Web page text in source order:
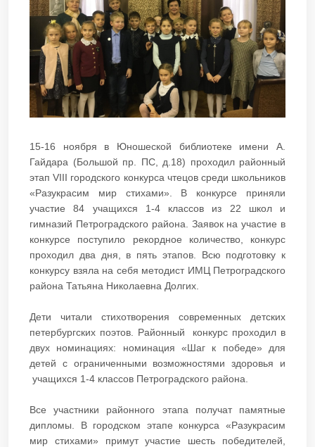
15-16 ноября в Юношеской библиотеке имени А.
Гайдара (Большой пр. ПС, д.18) проходил районный
этап VIII городского конкурса чтецов среди школьников
«Разукрасим мир стихами». В конкурсе приняли
участие 84 учащихся 1-4 классов из 22 школ и
гимназий Петроградского района. Заявок на участие в
конкурсе поступило рекордное количество, конкурс
проходил два дня, в пять этапов. Всю подготовку к
конкурсу взяла на себя методист ИМЦ Петроградского
района Татьяна Николаевна Долгих.
Дети читали стихотворения современных детских
петербургских поэтов. Районный конкурс проходил в
двух номинациях: номинация «Шаг к победе» для
детей с ограниченными возможностями здоровья и
учащихся 1-4 классов Петроградского района.
Все участники районного этапа получат памятные
дипломы. В городском этапе конкурса «Разукрасим
мир стихами» примут участие шесть победителей,